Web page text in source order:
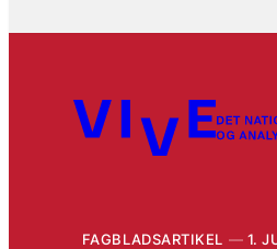
FAGBLADSARTIKEL 1.